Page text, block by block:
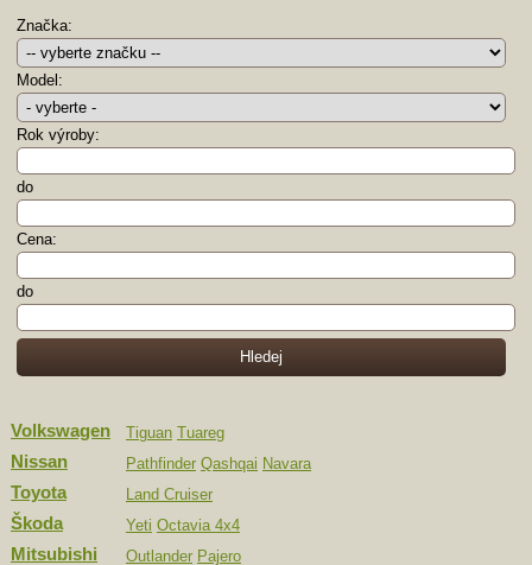
Značka:
Model:
Rok výroby:
do
Cena:
do
Volkswagen Tiguan Tuareg
Nissan Pathfinder Qashqai Navara
Toyota Land Cruiser
Škoda Yeti Octavia 4x4
Mitsubishi Outlander Pajero